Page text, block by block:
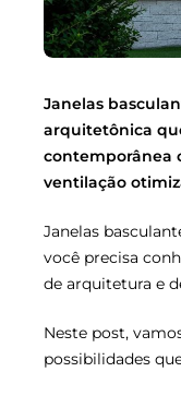
Janelas
arquitetônica
contemporânea
ventilação
Janelas
você precisa
de arquitetura e
Neste post,
possibilidades